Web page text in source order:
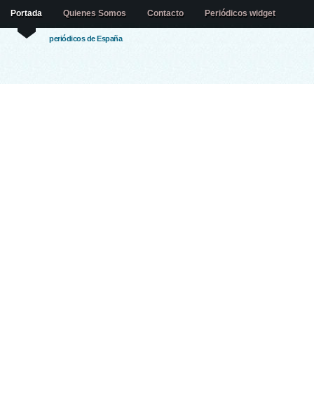
periódicos de España
Portada Quienes Somos Contacto Periódicos widget